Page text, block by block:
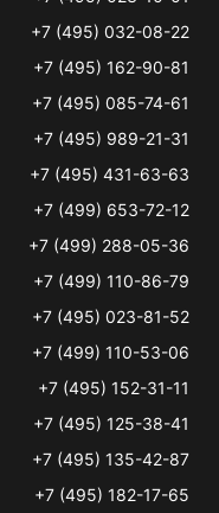
+7 (495) 032-08-22
+7 (495) 162-90-81
+7 (495) 085-74-61
+7 (495) 989-21-31
+7 (495) 431-63-63
+7 (499) 653-72-12
+7 (499) 288-05-36
+7 (499) 110-86-79
+7 (495) 023-81-52
+7 (499) 110-53-06
+7 (495) 152-31-11
+7 (495) 125-38-41
+7 (495) 135-42-87
+7 (495) 182-17-65